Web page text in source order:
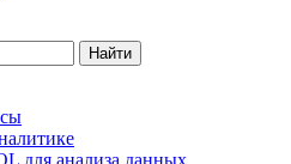
Найти
для анализа данных